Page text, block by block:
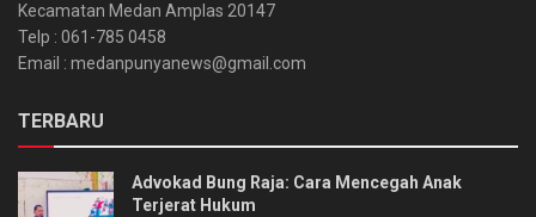
Kecamatan Medan Amplas 20147
Telp : 061-785 0458
Email : medanpunyanews@gmail.com
TERBARU
Advokad Bung Raja: Cara Mencegah Anak
Terjerat Hukum